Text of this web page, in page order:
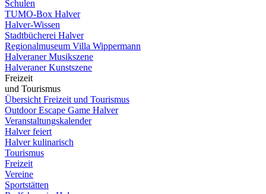
Schulen
TUMO-Box Halver
Halver-Wissen
Stadtbücherei Halver
Regionalmuseum Villa Wippermann
Halveraner Musikszene
Halveraner Kunstszene
Freizeit
und Tourismus
Übersicht Freizeit und Tourismus
Outdoor Escape Game Halver
Veranstaltungskalender
Halver feiert
Halver kulinarisch
Tourismus
Freizeit
Vereine
Sportstätten